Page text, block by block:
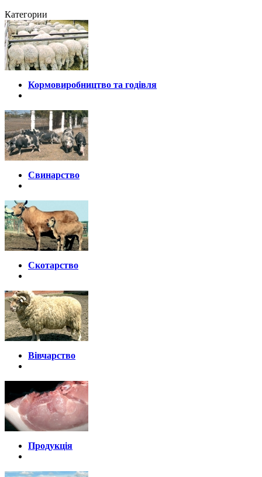
Категории
Кормовиробництво та годівля
Свинарство
Скотарство
Вівчарство
Продукція